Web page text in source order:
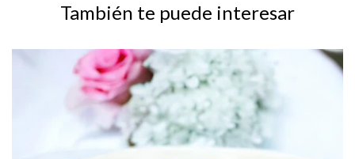
También te puede interesar